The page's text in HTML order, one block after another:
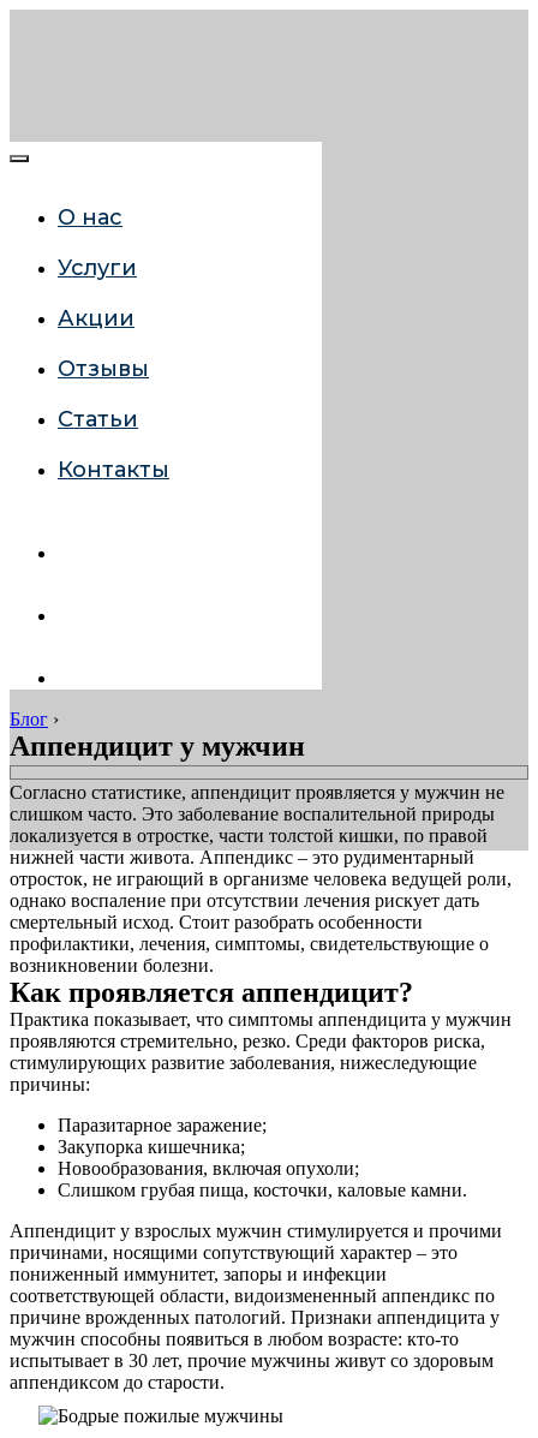
О нас
Услуги
Акции
Отзывы
Статьи
Контакты
Блог ›
Аппендицит у мужчин
Согласно статистике, аппендицит проявляется у мужчин не
слишком часто. Это заболевание воспалительной природы
локализуется в отростке, части толстой кишки, по правой
нижней части живота. Аппендикс – это рудиментарный
отросток, не играющий в организме человека ведущей роли,
однако воспаление при отсутствии лечения рискует дать
смертельный исход. Стоит разобрать особенности
профилактики, лечения, симптомы, свидетельствующие о
возникновении болезни.
Как проявляется аппендицит?
Практика показывает, что симптомы аппендицита у мужчин
проявляются стремительно, резко. Среди факторов риска,
стимулирующих развитие заболевания, нижеследующие
причины:
Паразитарное заражение;
Закупорка кишечника;
Новообразования, включая опухоли;
Слишком грубая пища, косточки, каловые камни.
Аппендицит у взрослых мужчин стимулируется и прочими
причинами, носящими сопутствующий характер – это
пониженный иммунитет, запоры и инфекции
соответствующей области, видоизмененный аппендикс по
причине врожденных патологий. Признаки аппендицита у
мужчин способны появиться в любом возрасте: кто-то
испытывает в 30 лет, прочие мужчины живут со здоровым
аппендиксом до старости.